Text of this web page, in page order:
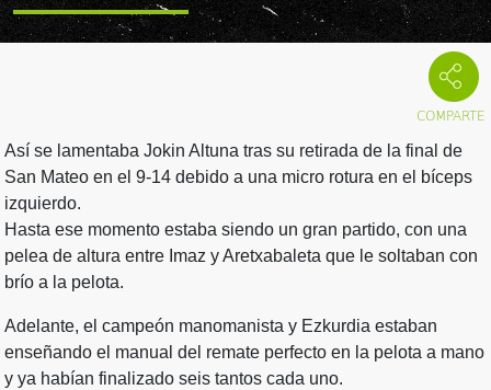
Así se lamentaba Jokin Altuna tras su retirada de la final de
San Mateo en el 9-14 debido a una micro rotura en el bíceps
izquierdo.
Hasta ese momento estaba siendo un gran partido, con una
pelea de altura entre Imaz y Aretxabaleta que le soltaban con
brío a la pelota.
Adelante, el campeón manomanista y Ezkurdia estaban
enseñando el manual del remate perfecto en la pelota a mano
y ya habían finalizado seis tantos cada uno.